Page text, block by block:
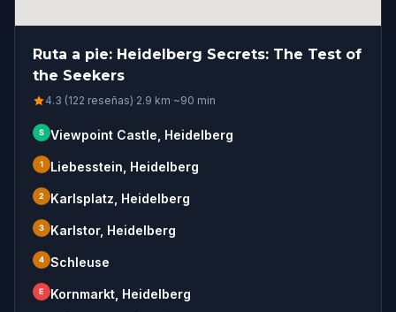
Ruta a pie: Heidelberg Secrets: The Test of
the Seekers
4.3 (122 reseñas)·2.9 km·~90 min
S Viewpoint Castle, Heidelberg
1 Liebesstein, Heidelberg
2 Karlsplatz, Heidelberg
3 Karlstor, Heidelberg
4 Schleuse
E Kornmarkt, Heidelberg